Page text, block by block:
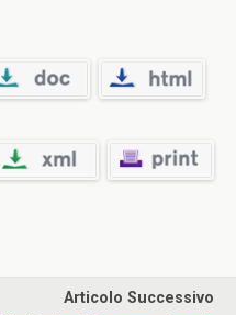
Articolo Successivo